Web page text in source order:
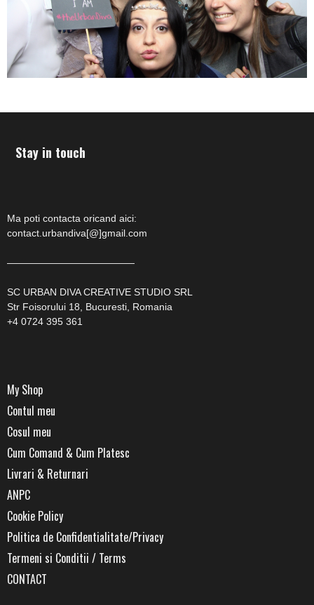
Stay in touch
Ma poti contacta oricand aici:
contact.urbandiva[@]gmail.com
—————————————
SC URBAN DIVA CREATIVE STUDIO SRL
Str Foisorului 18, Bucuresti, Romania
+4 0724 395 361
My Shop
Contul meu
Cosul meu
Cum Comand & Cum Platesc
Livrari & Returnari
ANPC
Cookie Policy
Politica de Confidentialitate/Privacy
Termeni si Conditii / Terms
CONTACT